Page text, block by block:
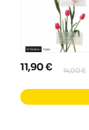
11,90 € 14,00 €